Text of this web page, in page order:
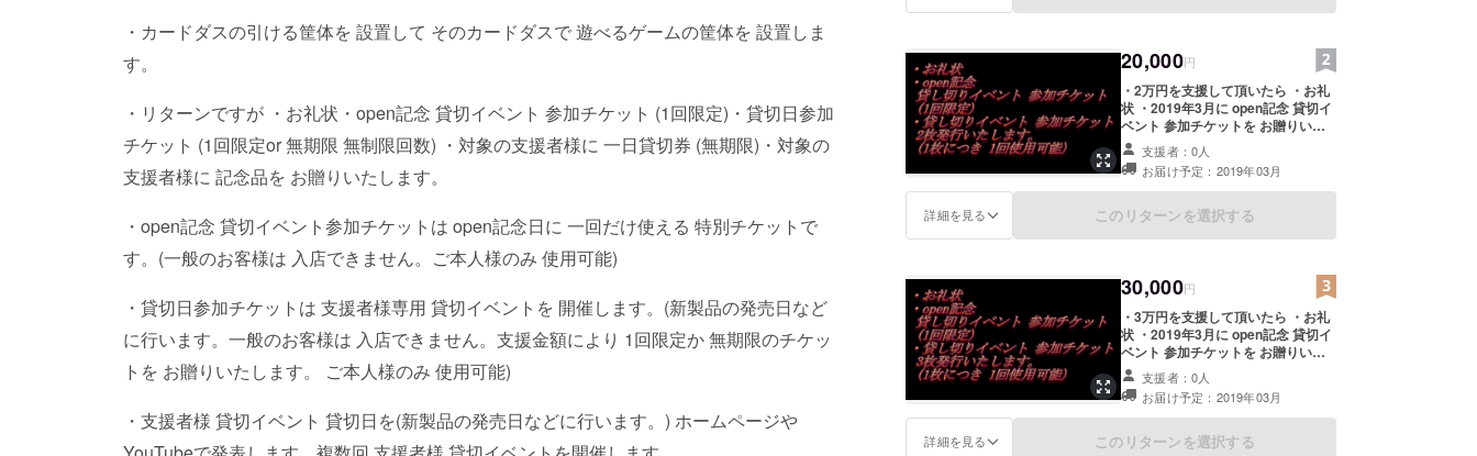
・カードダスの引ける筐体を 設置して そのカードダスで 遊べるゲームの筐体を 設置しま
す。
・リターンですが ・お礼状・open記念 貸切イベント 参加チケット (1回限定)・貸切日参加
チケット (1回限定or 無期限 無制限回数) ・対象の支援者様に 一日貸切券 (無期限)・対象の
支援者様に 記念品を お贈りいたします。
・open記念 貸切イベント参加チケットは open記念日に 一回だけ使える 特別チケットで
す。(一般のお客様は 入店できません。ご本人様のみ 使用可能)
・貸切日参加チケットは 支援者様専用 貸切イベントを 開催します。(新製品の発売日など
に行います。一般のお客様は 入店できません。支援金額により 1回限定か 無期限のチケッ
トを お贈りいたします。 ご本人様のみ 使用可能)
・支援者様 貸切イベント 貸切日を(新製品の発売日などに行います。) ホームページや
日でも、店舗の貸切が、できます。
・支援をよろしくお願いします。
20,000円
・2万円を支援して頂いたら ・お礼
状 ・2019年3月に open記念 貸切イ
ベント 参加チケットを お贈りいた
します。 (1回限定 一般のお客様は
入店できません。) ・2019年3月に
貸切イベント 参加チケット 2枚を お
贈りいたします。 (１枚につき 1回
使用可能 一般のお客様は 入店でき
支援者：0人
お届け予定：2019年03月
詳細を見る このリターンを選択する
30,000円
・3万円を支援して頂いたら ・お礼
状 ・2019年3月に open記念 貸切イ
ベント 参加チケットを お贈りいた
します。 (1回限定 一般のお客様は
入店できません。) ・2019年3月に
貸切イベント 参加チケット 3枚を お
贈りいたします。 (１枚につき 1回
使用可能 一般のお客様は 入店でき
支援者：0人
お届け予定：2019年03月
詳細を見る このリターンを選択する